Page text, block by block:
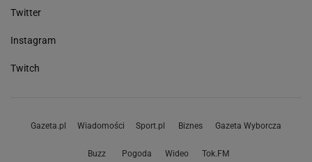
Twitter
Instagram
Twitch
Gazeta.pl Wiadomości Sport.pl Biznes Gazeta Wyborcza
Buzz Pogoda Wideo Tok.FM